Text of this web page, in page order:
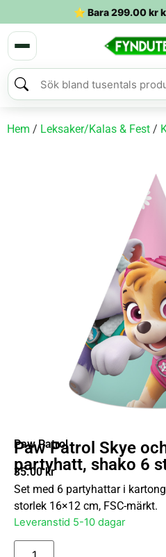
⭐ Bara299.00kr
Hem / Leksaker/Kalas & Fest /
Paw Patrol
Paw Patrol Skye
partyhatt, shako 6
35.00kr
Set med 6 partyhattar i
storlek 16×12 cm, FSC-märkt.
Leveranstid 5-10 dagar